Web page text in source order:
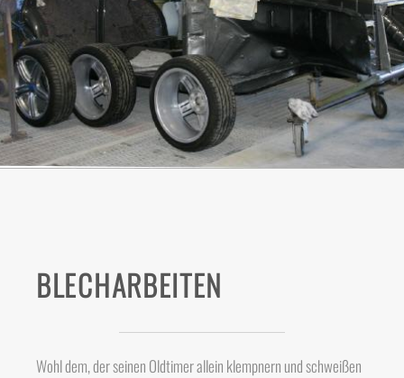
BLECHARBEITEN
Wohl dem, der seinen Oldtimer allein klempnern und schweißen